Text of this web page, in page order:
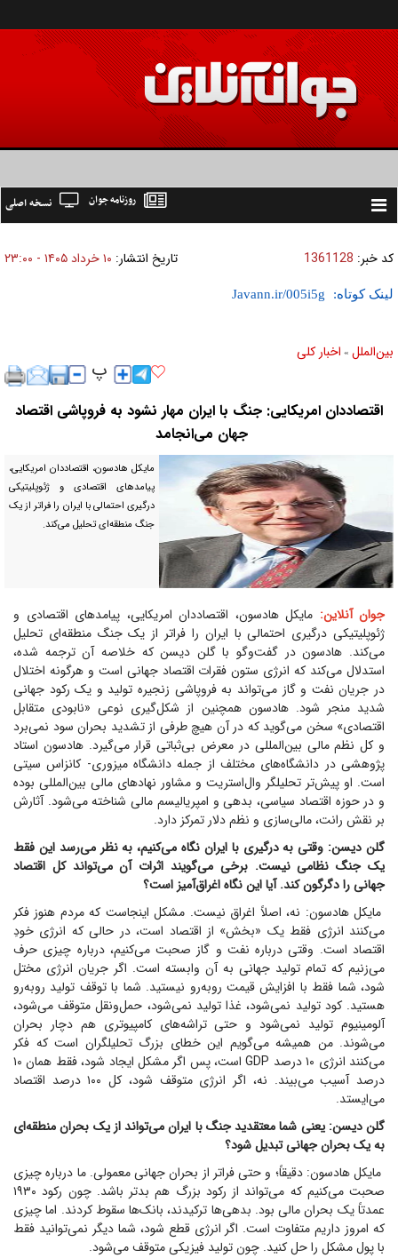
Toggle
نسخه اصلی روزنامه جوان
کد خبر: 1361128 تاریخ انتشار: ۱۰ خرداد ۱۴۰۵ - ۲۳:۰۰
لینک کوتاه:
بين‌الملل » اخبار كلی
اقتصاددان امریکایی: جنگ با ایران مهار نشود به فروپاشی اقتصاد
جهان می‌انجامد
مایکل هادسون، اقتصاددان امریکایی،
پیامد‌های اقتصادی و ژئوپلیتیکی
درگیری احتمالی با ایران را فراتر از یک
جنگ منطقه‌ای تحلیل می‌کند.
جوان آنلاین: مایکل هادسون، اقتصاددان امریکایی، پیامد‌های اقتصادی و
ژئوپلیتیکی درگیری احتمالی با ایران را فراتر از یک جنگ منطقه‌ای تحلیل
می‌کند. هادسون در گفت‌و‌گو با گلن دیسن که خلاصه آن ترجمه شده،
استدلال می‌کند که انرژی ستون فقرات اقتصاد جهانی است و هرگونه اختلال
در جریان نفت و گاز می‌تواند به فروپاشی زنجیره تولید و یک رکود جهانی
شدید منجر شود. هادسون همچنین از شکل‌گیری نوعی «نابودی متقابل
اقتصادی» سخن می‌گوید که در آن هیچ طرفی از تشدید بحران سود نمی‌برد
و کل نظم مالی بین‌المللی در معرض بی‌ثباتی قرار می‌گیرد. هادسون استاد
پژوهشی در دانشگاه‌های مختلف از جمله دانشگاه میزوری- کانزاس سیتی
است. او پیش‌تر تحلیلگر وال‌استریت و مشاور نهاد‌های مالی بین‌المللی بوده
و در حوزه اقتصاد سیاسی، بدهی و امپریالیسم مالی شناخته می‌شود. آثارش
بر نقش رانت، مالی‌سازی و نظم دلار تمرکز دارد.
گلن دیسن: وقتی به درگیری با ایران نگاه می‌کنیم، به نظر می‌رسد این فقط
یک جنگ نظامی نیست. برخی می‌گویند اثرات آن می‌تواند کل اقتصاد
جهانی را دگرگون کند. آیا این نگاه اغراق‌آمیز است؟
مایکل هادسون: نه، اصلاً اغراق نیست. مشکل اینجاست که مردم هنوز فکر
می‌کنند انرژی فقط یک «بخش» از اقتصاد است، در حالی که انرژی خودِ
اقتصاد است. وقتی درباره نفت و گاز صحبت می‌کنیم، درباره چیزی حرف
می‌زنیم که تمام تولید جهانی به آن وابسته است. اگر جریان انرژی مختل
شود، شما فقط با افزایش قیمت روبه‌رو نیستید. شما با توقف تولید روبه‌رو
هستید. کود تولید نمی‌شود، غذا تولید نمی‌شود، حمل‌ونقل متوقف می‌شود،
آلومینیوم تولید نمی‌شود و حتی تراشه‌های کامپیوتری هم دچار بحران
می‌شوند. من همیشه می‌گویم این خطای بزرگ تحلیلگران است که فکر
می‌کنند انرژی ۱۰ درصد GDP است، پس اگر مشکل ایجاد شود، فقط همان ۱۰
درصد آسیب می‌بیند. نه، اگر انرژی متوقف شود، کل ۱۰۰ درصد اقتصاد
می‌ایستد.
گلن دیسن: یعنی شما معتقدید جنگ با ایران می‌تواند از یک بحران منطقه‌ای
به یک بحران جهانی تبدیل شود؟
مایکل هادسون: دقیقاً؛ و حتی فراتر از بحران جهانی معمولی. ما درباره چیزی
صحبت می‌کنیم که می‌تواند از رکود بزرگ هم بدتر باشد. چون رکود ۱۹۳۰
عمدتاً یک بحران مالی بود. بدهی‌ها ترکیدند، بانک‌ها سقوط کردند. اما چیزی
که امروز داریم متفاوت است. اگر انرژی قطع شود، شما دیگر نمی‌توانید فقط
با پول مشکل را حل کنید. چون تولید فیزیکی متوقف می‌شود.